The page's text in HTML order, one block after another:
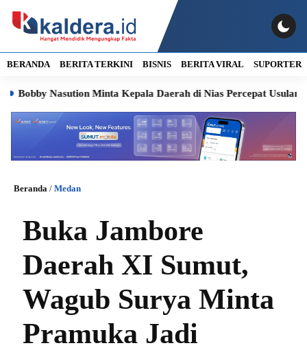
BERANDA BERITA TERKINI BISNIS BERITA VIRAL SUPORTER
Nasution Minta Kepala Daerah di Nias Percepat Usulan BKP 2027
Beranda / Medan
Buka Jambore
Daerah XI Sumut,
Wagub Surya Minta
Pramuka Jadi